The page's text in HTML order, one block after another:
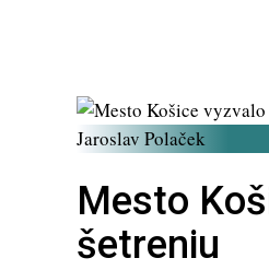
Jaroslav Polaček
Mesto
šetreniu